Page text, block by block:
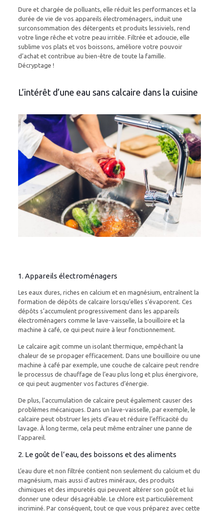
Dure et chargée de polluants, elle réduit les performances et la
durée de vie de vos appareils électroménagers, induit une
surconsommation des détergents et produits lessiviels, rend
votre linge rêche et votre peau irritée. Filtrée et adoucie, elle
sublime vos plats et vos boissons, améliore votre pouvoir
d’achat et contribue au bien-être de toute la famille.
Décryptage !
L’intérêt d’une eau sans calcaire dans la cuisine
1. Appareils électroménagers
Les eaux dures, riches en calcium et en magnésium, entraînent la
formation de dépôts de calcaire lorsqu’elles s’évaporent. Ces
dépôts s’accumulent progressivement dans les appareils
électroménagers comme le lave-vaisselle, la bouilloire et la
machine à café, ce qui peut nuire à leur fonctionnement.
Le calcaire agit comme un isolant thermique, empêchant la
chaleur de se propager efficacement. Dans une bouilloire ou une
machine à café par exemple, une couche de calcaire peut rendre
le processus de chauffage de l’eau plus long et plus énergivore,
ce qui peut augmenter vos factures d’énergie.
De plus, l’accumulation de calcaire peut également causer des
problèmes mécaniques. Dans un lave-vaisselle, par exemple, le
calcaire peut obstruer les jets d’eau et réduire l’efficacité du
lavage. À long terme, cela peut même entraîner une panne de
l’appareil.
2. Le goût de l’eau, des boissons et des aliments
L’eau dure et non filtrée contient non seulement du calcium et du
magnésium, mais aussi d’autres minéraux, des produits
chimiques et des impuretés qui peuvent altérer son goût et lui
donner une odeur désagréable. Le chlore est particulièrement
incriminé. Par conséquent, tout ce que vous préparez avec cette